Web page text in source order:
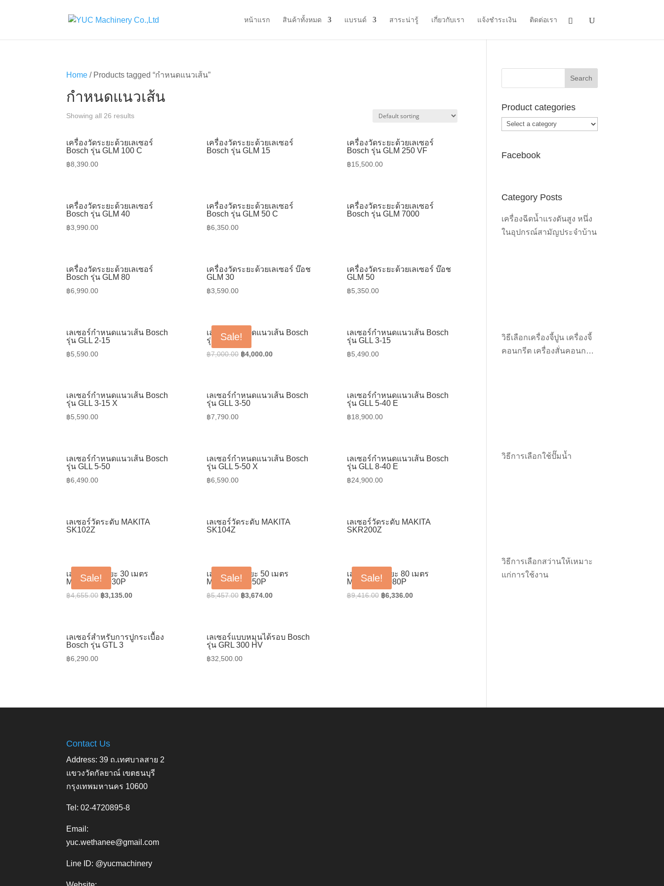
หน้าแรก สินค้าทั้งหมด แบรนด์ สาระน่ารู้ เกี่ยวกับเรา แจ้งชำระเงิน ติดต่อเรา
Home / Products tagged “กำหนดแนวเส้น”
กำหนดแนวเส้น
Showing all 26 results
เครื่องวัดระยะด้วยเลเซอร์
Bosch รุ่น GLM 100 C
฿8,390.00
เครื่องวัดระยะด้วยเลเซอร์
Bosch รุ่น GLM 15
เครื่องวัดระยะด้วยเลเซอร์
Bosch รุ่น GLM 250 VF
฿15,500.00
เครื่องวัดระยะด้วยเลเซอร์
Bosch รุ่น GLM 40
฿3,990.00
เครื่องวัดระยะด้วยเลเซอร์
Bosch รุ่น GLM 50 C
฿6,350.00
เครื่องวัดระยะด้วยเลเซอร์
Bosch รุ่น GLM 7000
เครื่องวัดระยะด้วยเลเซอร์
Bosch รุ่น GLM 80
฿6,990.00
เครื่องวัดระยะด้วยเลเซอร์ บ๊อช
GLM 30
฿3,590.00
เครื่องวัดระยะด้วยเลเซอร์ บ๊อช
GLM 50
฿5,350.00
เลเซอร์กำหนดแนวเส้น Bosch
รุ่น GLL 2-15
฿5,590.00
Sale!
เลเซอร์กำหนดแนวเส้น Bosch
รุ่น GLL 3 X
฿7,000.00 Original
฿4,000.00Current
เลเซอร์กำหนดแนวเส้น Bosch
รุ่น GLL 3-15
฿5,490.00
เลเซอร์กำหนดแนวเส้น Bosch
รุ่น GLL 3-15 X
฿5,590.00
เลเซอร์กำหนดแนวเส้น Bosch
รุ่น GLL 3-50
฿7,790.00
เลเซอร์กำหนดแนวเส้น Bosch
รุ่น GLL 5-40 E
฿18,900.00
เลเซอร์กำหนดแนวเส้น Bosch
รุ่น GLL 5-50
฿6,490.00
เลเซอร์กำหนดแนวเส้น Bosch
รุ่น GLL 5-50 X
฿6,590.00
เลเซอร์กำหนดแนวเส้น Bosch
รุ่น GLL 8-40 E
฿24,900.00
เลเซอร์วัดระดับ MAKITA
SK102Z
เลเซอร์วัดระดับ MAKITA
SK104Z
เลเซอร์วัดระดับ MAKITA
SKR200Z
Sale!
เลเซอร์วัดระยะ 30 เมตร
MAKITA LD030P
฿4,655.00 Original
฿3,135.00Current
Sale!
เลเซอร์วัดระยะ 50 เมตร
MAKITA LD050P
฿5,457.00 Original
฿3,674.00Current
Sale!
เลเซอร์วัดระยะ 80 เมตร
MAKITA LD080P
฿9,416.00 Original
฿6,336.00Current
เลเซอร์สำหรับการปูกระเบื้อง
Bosch รุ่น GTL 3
฿6,290.00
เลเซอร์แบบหมุนได้รอบ Bosch
รุ่น GRL 300 HV
฿32,500.00
Product categories
Facebook
Category Posts
เครื่องฉีดน้ำแรงดันสูง หนึ่ง
ในอุปกรณ์สามัญประจำบ้าน
วิธีเลือกเครื่องจี้ปูน เครื่องจี้
คอนกรีต เครื่องสั่นคอนกรีต
วิธีการเลือกใช้ปั๊มน้ำ
วิธีการเลือกสว่านให้เหมาะ
แก่การใช้งาน
Contact Us
Address: 39 ถ.เทศบาลสาย 2
แขวงวัดกัลยาณ์ เขตธนบุรี
กรุงเทพมหานคร 10600
Tel: 02-4720895-8
Email:
yuc.wethanee@gmail.com
Line ID: @yucmachinery